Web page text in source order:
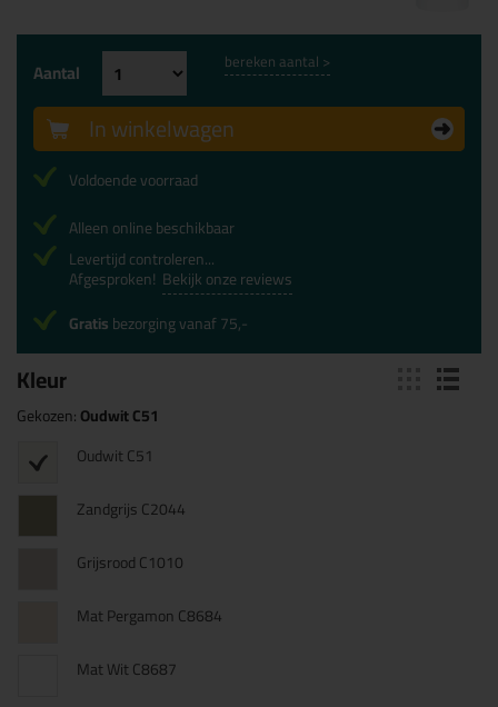
Kleur
Gekozen:Oudwit C51
Oudwit C51
Zandgrijs C2044
Grijsrood C1010
Mat Pergamon C8684
Mat Wit C8687
Aantal bereken aantal >
In winkelwagen
Voldoende voorraad
Alleen online beschikbaar
Levertijd controleren...
Afgesproken! Bekijk onze reviews
Gratisbezorging vanaf 75,-